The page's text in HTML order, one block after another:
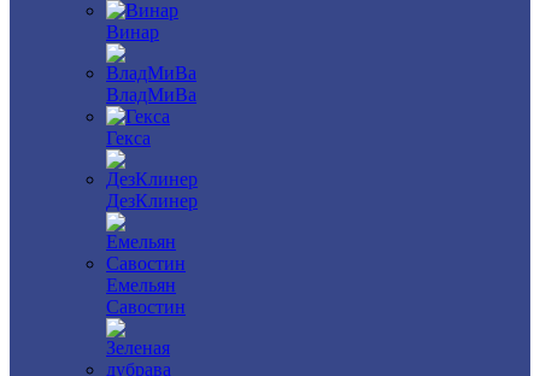
Винар
ВладМиВа
Гекса
ДезКлинер
Емельян
Савостин